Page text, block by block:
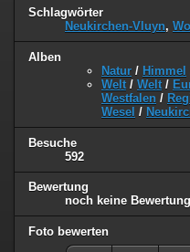
Schlagwörter
Neukirchen-Vluyn,
Alben
Natur / Himmel
Welt / Welt /
Westfalen /
Wesel /
Besuche
592
Bewertung
noch keine Bewertung
Foto bewerten